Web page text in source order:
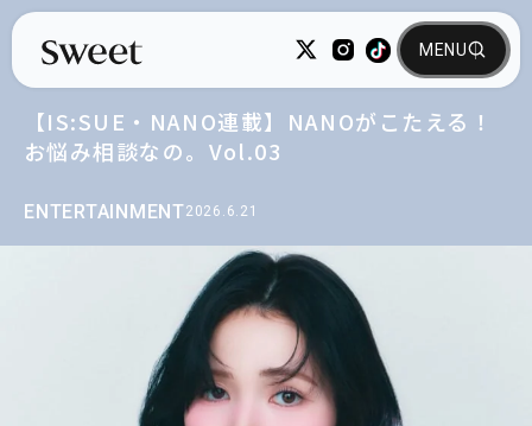
ENTERTAINMENT2026.6.21
【IS:SUE・NANO連載】NANOがこたえる！
お悩み相談なの。Vol.03